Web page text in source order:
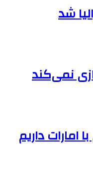
شد
نمی‌کند
داریم